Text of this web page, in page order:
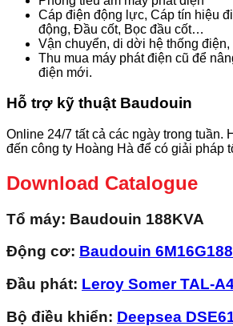
Cáp điện động lực, Cáp tín hiệu
động, Đầu cốt, Bọc đầu cốt…
Vận chuyển, di dời hệ thống điện,
Thu mua máy phát điện cũ để
điện mới.
Hỗ trợ kỹ thuật Baudouin
Online 24/7 tất cả các ngày trong tuần.
đến công ty Hoàng Hà để có giải pháp
Download Catalogue
Tổ máy: Baudouin 188KVA
Động cơ: Baudouin
Đầu phát: Leroy SomerTAL-
Bộ điều khiển: Deepsea